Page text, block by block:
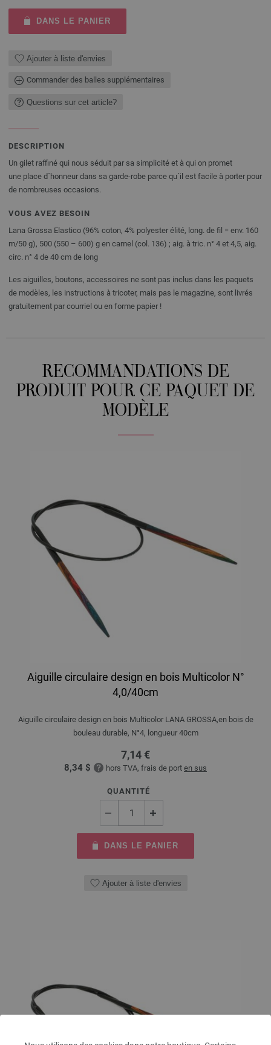
DANS LE PANIER
Ajouter à liste d'envies
Commander des balles supplémentaires
Questions sur cet article?
DESCRIPTION
Un gilet raffiné qui nous séduit par sa simplicité et à qui on promet
une place d´honneur dans sa garde-robe parce qu´il est facile à porter pour
de nombreuses occasions.
VOUS AVEZ BESOIN
Lana Grossa Elastico (96% coton, 4% polyester élité, long. de fil = env. 160
m/50 g), 500 (550 – 600) g en camel (col. 136) ; aig. à tric. n° 4 et 4,5, aig.
circ. n° 4 de 40 cm de long
Les aiguilles, boutons, accessoires ne sont pas inclus dans les paquets
de modèles, les instructions à tricoter, mais pas le magazine, sont livrés
gratuitement par courriel ou en forme papier !
RECOMMANDATIONS DE
PRODUIT POUR CE PAQUET DE
MODÈLE
Aiguille circulaire design en bois Multicolor N°
4,0/40cm
Aiguille circulaire design en bois Multicolor LANA GROSSA,en bois de
bouleau durable, N°4, longueur 40cm
7,14 €
8,34 $ hors TVA, frais de port en sus
QUANTITÉ
DANS LE PANIER
Ajouter à liste d'envies